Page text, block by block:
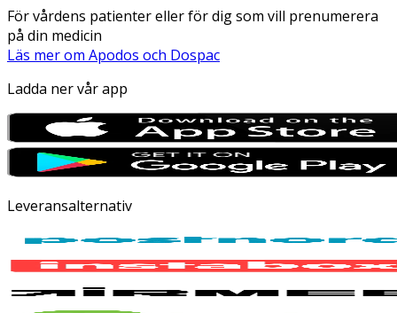
För vårdens patienter eller för dig som vill prenumerera
på din medicin
Läs mer om Apodos och Dospac
Ladda ner vår app
Leveransalternativ